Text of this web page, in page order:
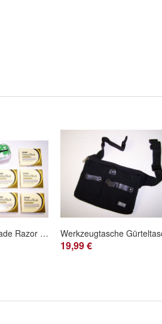
Feather Styling Blade Razor Klingen Regular EX 50 Klingen Vorratspackung
19,99 €